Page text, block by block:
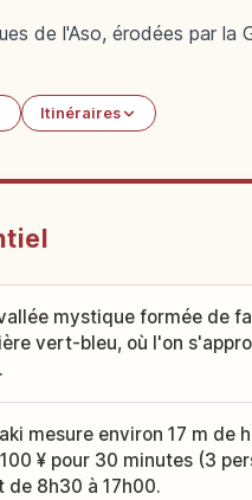
de l'Aso, érodées par la
Itinéraires
mystique formée de
vert-bleu, où l'on
mesure environ 17 m de
¥ pour 30 minutes (3
de 8h30 à 17h00.